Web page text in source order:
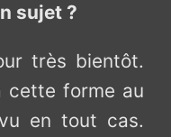
sujet ?
très bientôt.
cette forme au
en tout cas.